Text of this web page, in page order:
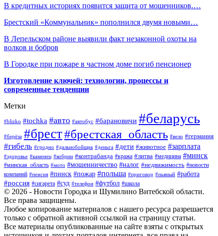
В кредитных историях появится защита от мошенников.…
Брестский «Коммунальник» пополнился двумя новыми…
В Лепельском районе выявили факт незаконной охоты на
волков и бобров
В Городке при пожаре в частном доме погиб пенсионер
Изготовление ключей: технологии, процессы и
современные тенденции
Метки
#blizko #tochka #авто #автобус #барановичи #беларусь
#берёза #брест#брестская_область #вело #германия
#гибель #гродно #дальнобойщик #деньга #дети #животное #зарплата
#здоровье #каменец #кобрин #контрабанда #кража #литва #медицина #минск
#минская_область #мото #мошенничество #налог #недвижимость #новости
компаний #пенсия #пинск #пожар #польша #приговор #пьяный #работа
#россия #сигарета #суд #телефон #футбол #школа
© 2026 - Новости Городка и Шумилино Витебской области.
Все права защищены.
Любое копирование материалов с нашего ресурса разрешается
только с обратной активной ссылкой на страницу статьи.
Все материалы опубликованные на сайте взяты с открытых